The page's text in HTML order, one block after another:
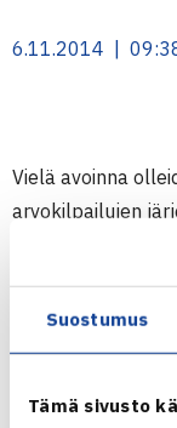
Suostumus
Tämä sivusto
6.11.2014 |
Vielä avoinna
arvokilpailujen
Joensuussa 16.-
TVS järjestää
11.-13.12.